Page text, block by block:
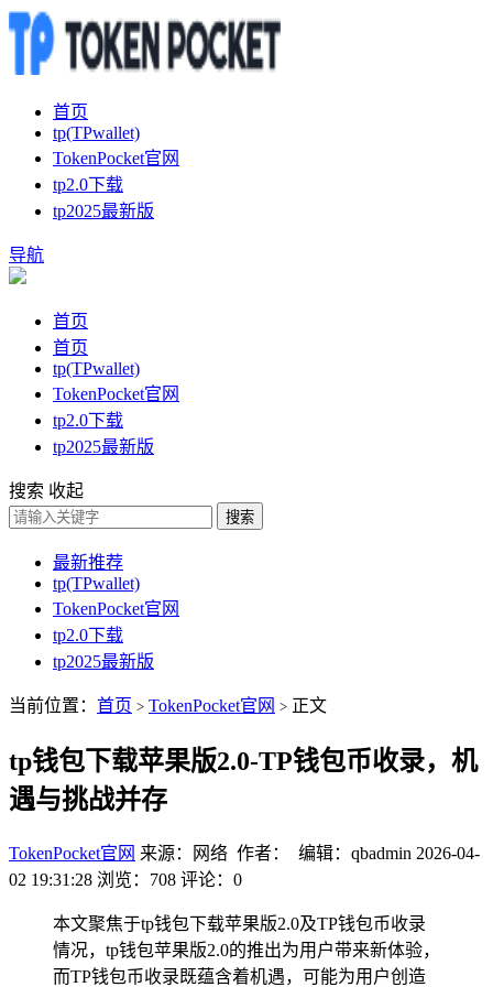
首页
tp(TPwallet)
TokenPocket官网
tp2.0下载
tp2025最新版
导航
首页
首页
tp(TPwallet)
TokenPocket官网
tp2.0下载
tp2025最新版
搜索 收起
搜索
最新推荐
tp(TPwallet)
TokenPocket官网
tp2.0下载
tp2025最新版
当前位置： 首页 > TokenPocket官网 > 正文
tp钱包下载苹果版2.0-TP钱包币收录，机
遇与挑战并存
TokenPocket官网 来源：网络 作者： 编辑：qbadmin 2026-04-
02 19:31:28 浏览：708 评论：0
本文聚焦于tp钱包下载苹果版2.0及TP钱包币收录
情况，tp钱包苹果版2.0的推出为用户带来新体验，
而TP钱包币收录既蕴含着机遇，可能为用户创造